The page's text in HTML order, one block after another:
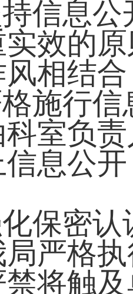
信息
实效的
相结
施行
室负
息公
保密
严格
将触